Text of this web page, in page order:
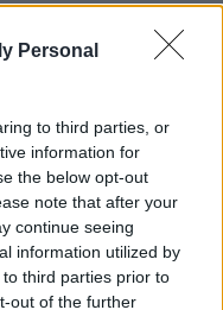
Personal
to third parties, or
information for
the below opt-out
note that after your
continue seeing
information utilized by
third parties prior to
out of the further